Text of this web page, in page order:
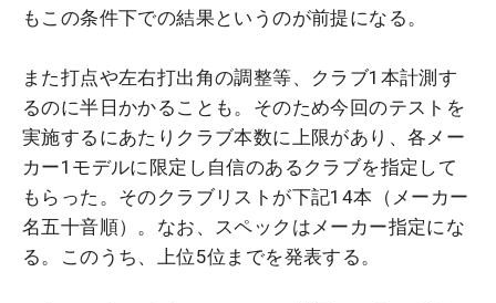
もこの条件下での結果というのが前提になる。
また打点や左右打出角の調整等、クラブ1本計測す
るのに半日かかることも。そのため今回のテストを
実施するにあたりクラブ本数に上限があり、各メー
カー1モデルに限定し自信のあるクラブを指定して
もらった。そのクラブリストが下記14本（メーカー
名五十音順）。なお、スペックはメーカー指定にな
る。このうち、上位5位までを発表する。